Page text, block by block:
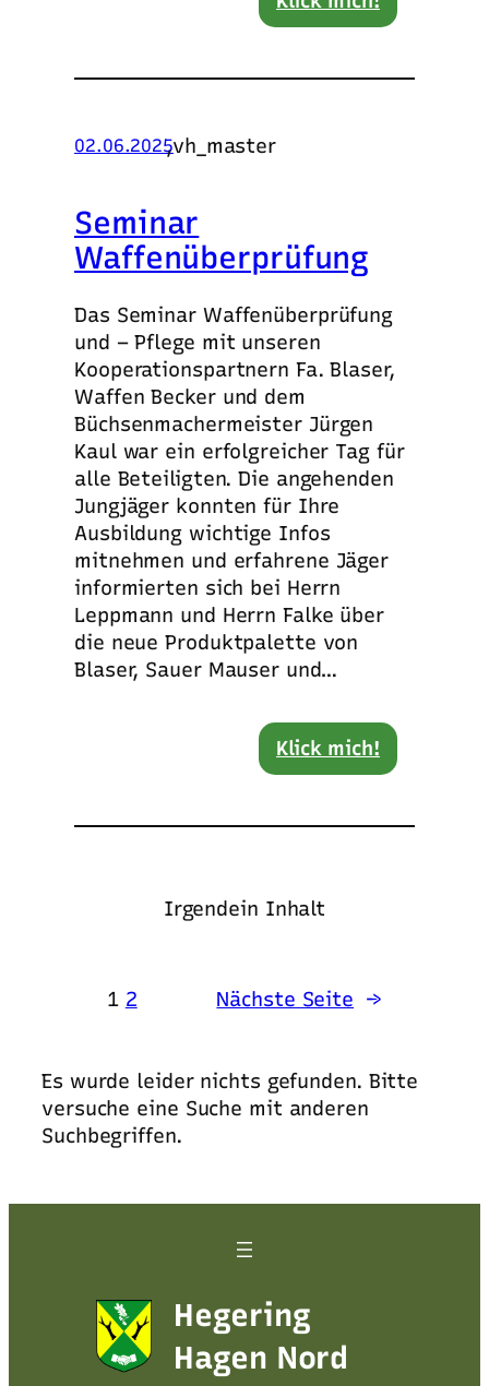
02.06.2025
,vh_master
Seminar
Waffenüberprüfung
Das Seminar Waffenüberprüfung
und – Pflege mit unseren
Kooperationspartnern Fa. Blaser,
Waffen Becker und dem
Büchsenmachermeister Jürgen
Kaul war ein erfolgreicher Tag für
alle Beteiligten. Die angehenden
Jungjäger konnten für Ihre
Ausbildung wichtige Infos
mitnehmen und erfahrene Jäger
informierten sich bei Herrn
Leppmann und Herrn Falke über
die neue Produktpalette von
Blaser, Sauer Mauser und…
Klick mich!
Irgendein Inhalt
1 2 Nächste Seite →
Es wurde leider nichts gefunden. Bitte
versuche eine Suche mit anderen
Suchbegriffen.
Hegering
Hagen Nord